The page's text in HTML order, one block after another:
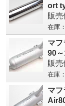
ort
販売
在庫：
マ
90
販売
在庫：
マフ